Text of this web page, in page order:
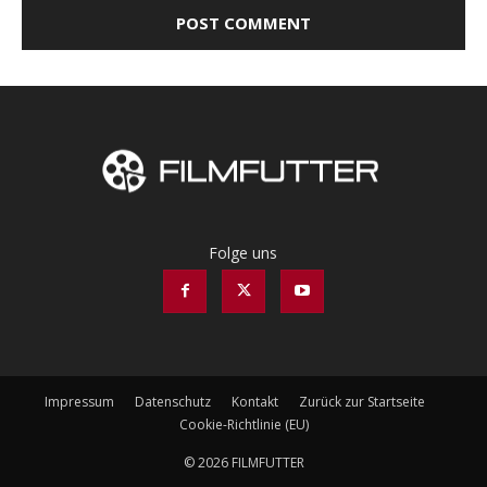
Folge uns
Impressum Datenschutz Kontakt
Zurück zur Startseite
Cookie-Richtlinie (EU)
© 2026 FILMFUTTER